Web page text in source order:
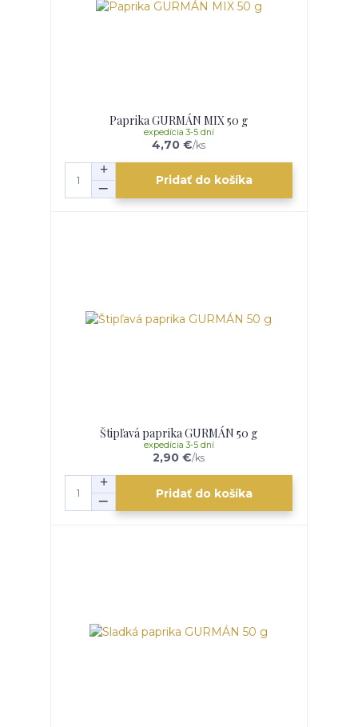
Paprika GURMÁN MIX 50 g
4,70 €/ks
expedícia 3-5 dní
Pridať do košíka
Štipľavá paprika GURMÁN 50 g
2,90 €/ks
expedícia 3-5 dní
Pridať do košíka